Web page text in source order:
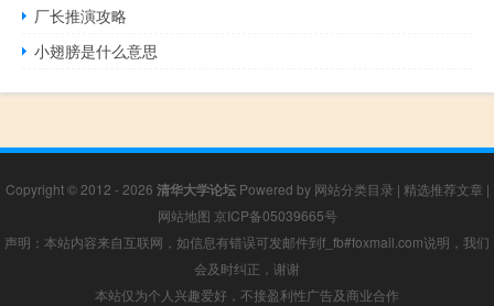
厂长推演攻略
小翅膀是什么意思
Copyright © 2012 - 2026 清华大学论坛Powered by 网站分类目录 | 精选推荐文章 |
网站地图 京ICP备05039665号
声明：本站内容来自互联网，如信息有错误可发邮件到f_fb#foxmail.com说明，我们
会及时纠正，谢谢
本站仅为个人兴趣爱好，不接盈利性广告及商业合作